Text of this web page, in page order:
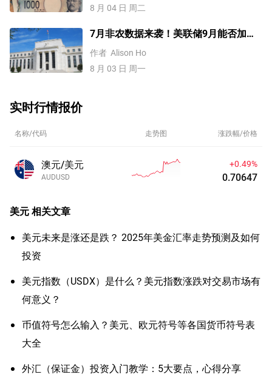
8 月 04 日 周二
7月非农数据来袭！美联储9月能否加
息？黄金、美元行情一触即发
作者 Alison Ho
8 月 03 日 周一
实时行情报价
名称/代码 走势图 涨跌幅/价格
澳元/美元
AUDUSD
+0.49%
0.70647
美元相关文章
美元未来是涨还是跌？ 2025年美金汇率走势预测及如何
投资
美元指数（USDX）是什么？美元指数涨跌对交易市场有
何意义？
币值符号怎么输入？美元、欧元符号等各国货币符号表
大全
外汇（保证金）投资入门教学：5大要点，心得分享